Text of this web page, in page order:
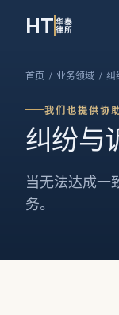
HT 华泰
律所
首页 / 业务领域 / 纠
我们也提供协
纠纷与
当无法达成
务。